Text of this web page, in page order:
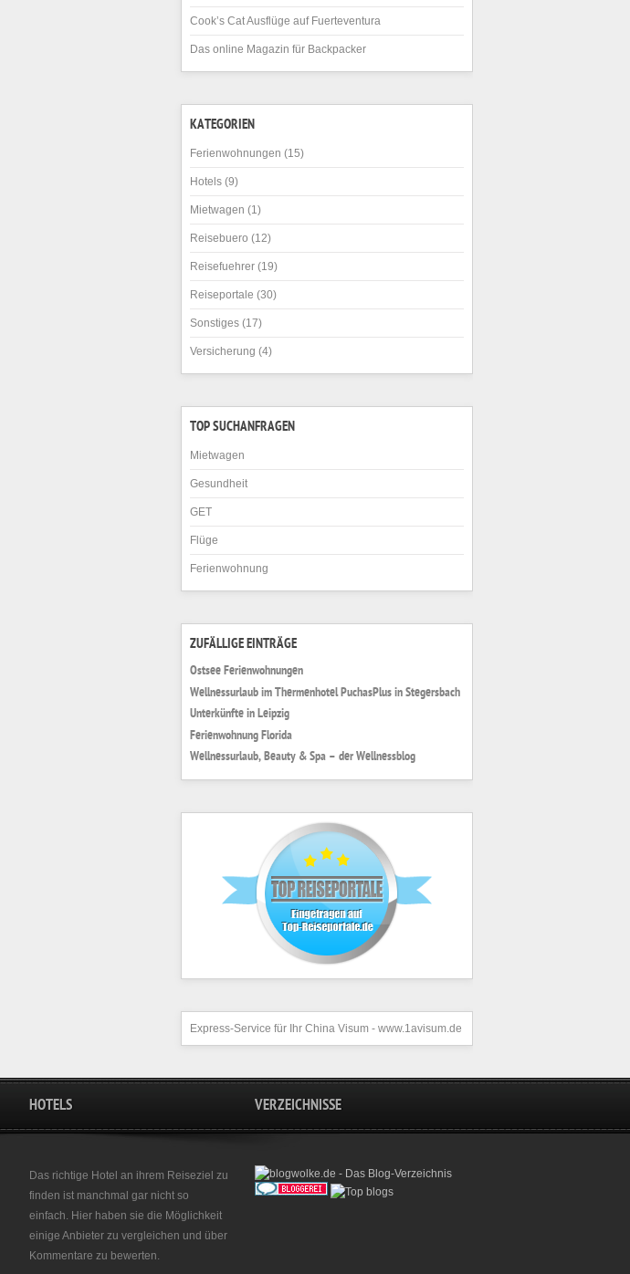
Cook’s Cat Ausflüge auf Fuerteventura
Das online Magazin für Backpacker
KATEGORIEN
Ferienwohnungen (15)
Hotels (9)
Mietwagen (1)
Reisebuero (12)
Reisefuehrer (19)
Reiseportale (30)
Sonstiges (17)
Versicherung (4)
TOP SUCHANFRAGEN
Mietwagen
Gesundheit
GET
Flüge
Ferienwohnung
ZUFÄLLIGE EINTRÄGE
Ostsee Ferienwohnungen
Wellnessurlaub im Thermenhotel PuchasPlus in Stegersbach
Unterkünfte in Leipzig
Ferienwohnung Florida
Wellnessurlaub, Beauty & Spa – der Wellnessblog
Express-Service für Ihr China Visum - www.1avisum.de
HOTELS
Das richtige Hotel an ihrem Reiseziel zu
finden ist manchmal gar nicht so
einfach. Hier haben sie die Möglichkeit
einige Anbieter zu vergleichen und über
Kommentare zu bewerten.
VERZEICHNISSE